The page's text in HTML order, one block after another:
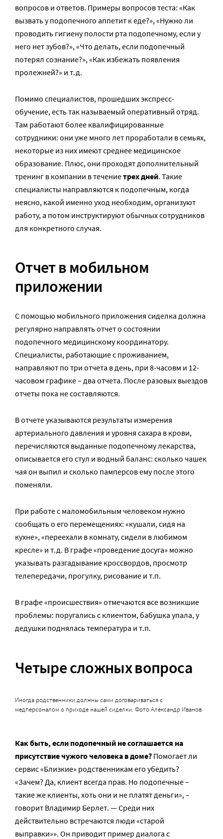
вопросов и ответов. Примеры вопросов теста: «Как
вызвать у подопечного аппетит к еде?», «Нужно ли
проводить гигиену полости рта подопечному, если у
него нет зубов?», «Что делать, если подопечный
потерял сознание?», «Как избежать появления
пролежней?» и т.д.
Помимо специалистов, прошедших экспресс-
обучение, есть так называемый оперативный отряд.
Там работают более квалифицированные
сотрудники: они уже много лет проработали в семьях,
некоторые из них имеют среднее медицинское
образование. Плюс, они проходят дополнительный
тренинг в компании в течениетрех дней. Такие
специалисты направляются к подопечным, когда
неясно, какой именно уход необходим, организуют
работу, а потом инструктируют обычных сотрудников
для конкретного случая.
Отчет в мобильном
приложении
С помощью мобильного приложения сиделка должна
регулярно направлять отчет о состоянии
подопечного медицинскому координатору.
Специалисты, работающие с проживанием,
направляют по три отчета в день, при 8-часовм и 12-
часовом графике – два отчета. После разовых выездов
отчеты пока не составляются.
В отчете указываются результаты измерения
артериального давления и уровня сахара в крови,
перечисляются выданные подопечному лекарства,
описывается его стул и водный баланс: сколько чашек
чая он выпил и сколько памперсов ему после этого
поменяли.
При работе с маломобильным человеком нужно
сообщать о его перемещениях: «кушали, сидя на
кухне», «переехали в комнату, сидели в любимом
кресле» и т.д. В графе «проведение досуга» можно
указывать разгадывание кроссвордов, просмотр
телепередачи, прогулку, рисование и т.п.
В графе «происшествия» отмечаются все возникшие
проблемы: поругались с клиентом, бабушка упала, у
дедушки поднялась температура и т.п.
Четыре сложных вопроса
Иногда родственники должны сами договариваться с
медперсоналом о приходе нашей сиделки. Фото Александр Иванов
Как быть, если подопечный не соглашается на
присутствие чужого человека в доме? Помогает ли
сервис «Близкие» родственникам его убедить?
«Зачем? Да, клиент всегда прав. Но подопечные –
такие же клиенты, хоть они и не платят деньги», –
говорит Владимир Берлет. — Среди них
действительно встречаются люди «старой
выправки»». Он приводит пример диалога с